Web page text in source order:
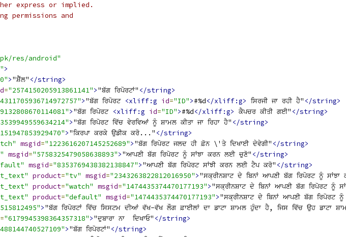
express or implied.
permissions and
res/android"
>
>"ਸ਼ੈੱਲ" </string>
="2574150205913861141">"ਬੱਗ ਰਿਪੋਰਟਾਂ" </string>
>"ਬੱਗ ਰਿਪੋਰਟ <xliff:g id="ID">#%d</xliff:g> ਸਿਰਜੀ ਜਾ ਰਹੀ ਹੈ" </string>
>"ਬੱਗ ਰਿਪੋਰਟ <xliff:g id="ID">#%d</xliff:g> ਕੈਪਚਰ ਕੀਤੀ ਗਈ" </string>
>"ਬੱਗ ਰਿਪੋਰਟ ਵਿੱਚ ਵੇਰਵਿਆਂ ਨੂੰ ਸ਼ਾਮਲ ਕੀਤਾ ਜਾ ਰਿਹਾ ਹੈ" </string>
>"ਕਿਰਪਾ ਕਰਕੇ ਉਡੀਕ ਕਰੋ..." </string>
msgid="1223616207145252689">"ਬੱਗ ਰਿਪੋਰਟ ਜਲਦ ਹੀ ਫ਼ੋਨ \'ਤੇ ਦਿਖਾਈ ਦੇਵੇਗੀ" </string>
msgid="5758325479058638893">"ਆਪਣੀ ਬੱਗ ਰਿਪੋਰਟ ਨੂੰ ਸਾਂਝਾ ਕਰਨ ਲਈ ਚੁਣੋ" </string>
msgid="8353769438382138847">"ਆਪਣੀ ਬੱਗ ਰਿਪੋਰਟ ਸਾਂਝੀ ਕਰਨ ਲਈ ਟੈਪ ਕਰੋ" </string>
product="tv" msgid="2343263822812016950">"ਸਕ੍ਰੀਨਸ਼ਾਟ ਦੇ ਬਿਨਾਂ ਆਪਣੀ ਬੱਗ ਰਿਪੋਰਟ ਨੂੰ
product="watch" msgid="1474435374470177193">"ਸਕ੍ਰੀਨਸ਼ਾਟ ਦੇ ਬਿਨਾਂ ਆਪਣੀ ਬੱਗ ਰਿਪੋਰਟ ਨੂੰ
product="default" msgid="1474435374470177193">"ਸਕ੍ਰੀਨਸ਼ਾਟ ਦੇ ਬਿਨਾਂ ਆਪਣੀ ਬੱਗ ਰਿਪੋਰਟ
>"ਬੱਗ ਰਿਪੋਰਟਾਂ ਵਿੱਚ ਸਿਸਟਮ ਦੀਆਂ ਵੱਖ-ਵੱਖ ਲੌਗ ਫ਼ਾਈਲਾਂ ਦਾ ਡਾਟਾ ਸ਼ਾਮਲ ਹੁੰਦਾ ਹੈ, ਜਿਸ ਵਿੱਚ ਉਹ
="6179945398364357318">"ਦੁਬਾਰਾ ਨਾ  ਦਿਖਾਓ" </string>
>"ਬੱਗ ਰਿਪੋਰਟਾਂ" </string>